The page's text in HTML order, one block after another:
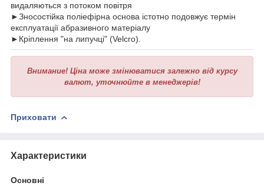
видаляються з потоком повітря
►Зносостійка поліефірна основа істотно подовжує термін
експлуатації абразивного матеріалу
►Кріплення "на липучці" (Velcro).
Внимание! Ціна може змінюватися залежно від курсу
валют, уточнюйте в менеджерів!
Приховати
Характеристики
Основні